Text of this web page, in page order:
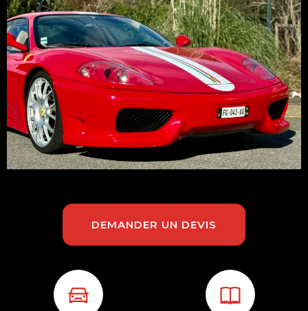
DEMANDER UN DEVIS